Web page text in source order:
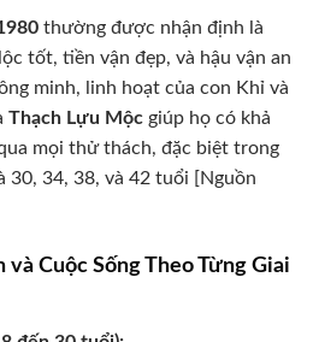
thường được nhận định là
tốt, tiền vận đẹp, và hậu vận an
minh, linh hoạt của con Khỉ và
Thạch Lựu Mộc giúp họ có khả
mọi thử thách, đặc biệt trong
30, 34, 38, và 42 tuổi [Nguồn
Cuộc Sống Theo Từng Giai